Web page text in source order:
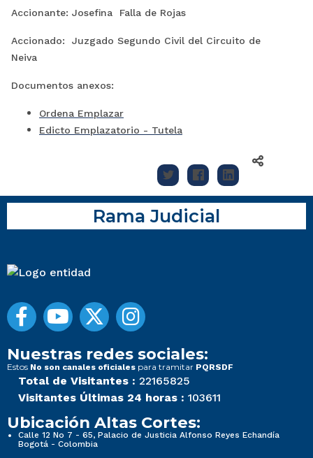
Accionante: Josefina Falla de Rojas
Accionado: Juzgado Segundo Civil del Circuito de
Neiva
Documentos anexos:
Ordena Emplazar
Edicto Emplazatorio - Tutela
Rama Judicial
Nuestras redes sociales:
Estos No son canales oficiales para tramitar PQRSDF
Total de Visitantes : 22165825
Visitantes Últimas 24 horas : 103611
Ubicación Altas Cortes:
Calle 12 No 7 - 65, Palacio de Justicia Alfonso Reyes Echandía
Bogotá - Colombia